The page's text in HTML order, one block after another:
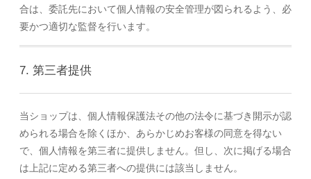
合は、委託先において個人情報の安全管理が図られるよう、必
要かつ適切な監督を行います。
7. 第三者提供
当ショップは、個人情報保護法その他の法令に基づき開示が認
められる場合を除くほか、あらかじめお客様の同意を得ない
で、個人情報を第三者に提供しません。但し、次に掲げる場合
は上記に定める第三者への提供には該当しません。